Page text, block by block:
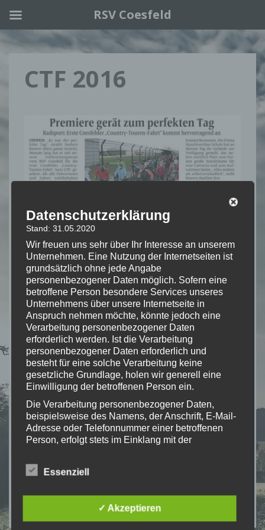
Skip to main content
CTF 2016
RSV Coesfeld
Datenschutzerklärung
Stand: 31.05.2020
Wir freuen uns sehr über Ihr Interesse an unserem
Unternehmen. Eine Nutzung der Internetseiten ist
grundsätzlich ohne jede Angabe
personenbezogener Daten möglich. Sofern eine
betroffene Person besondere Services unseres
Unternehmens über unsere Internetseite in
Anspruch nehmen möchte, könnte jedoch eine
Verarbeitung personenbezogener Daten
erforderlich werden. Ist die Verarbeitung
personenbezogener Daten erforderlich und
besteht für eine solche Verarbeitung keine
gesetzliche Grundlage, holen wir generell eine
Einwilligung der betroffenen Person ein.
Die Verarbeitung personenbezogener Daten,
beispielsweise des Namens, der Anschrift, E-Mail-
Adresse oder Telefonnummer einer betroffenen
Person, erfolgt stets im Einklang mit der
Übereinstimmung mit den für uns geltenden
landesspezifischen Datenschutzbestimmungen.
Unternehmen die Öffentlichkeit über Art, Umfang
und Zweck der von uns erhobenen, genutzten und
verarbeiteten personenbezogenen Daten
Essenziell
✓ Akzeptieren